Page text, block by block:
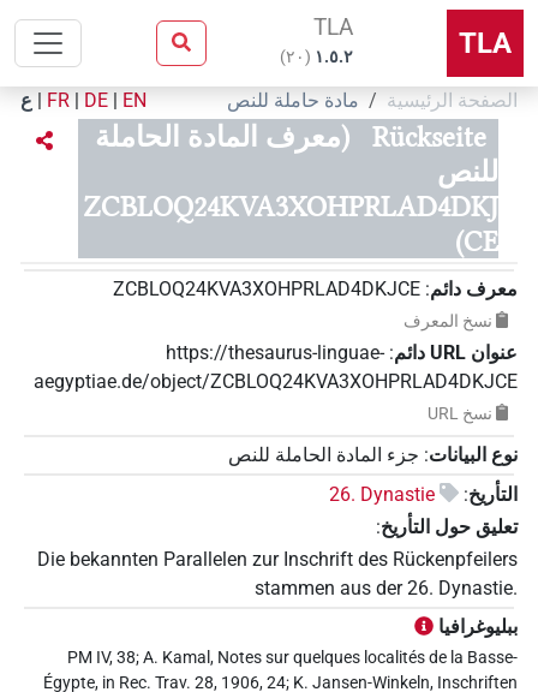
TLA
TLA
۱.٥.٢ (٢٠)
الصفحة الرئيسية مادة حاملة للنص EN
|
DE
|
FR
| ع
Rückseite
(معرف المادة الحاملة
للنص
ZCBLOQ24KVA3XOHPRLAD4DKJ
CE)
معرف دائم:
ZCBLOQ24KVA3XOHPRLAD4DKJCE
نسخ المعرف
عنوان‏ ‏URL‏ دائم :
https://thesaurus-linguae-
aegyptiae.de/object/ZCBLOQ24KVA3XOHPRLAD4DKJCE
نسخ‏ ‏URL
نوع البيانات: جزء المادة الحاملة للنص
التأريخ:
26. Dynastie
تعليق حول التأريخ:
Die bekannten Parallelen zur Inschrift des Rückenpfeilers
stammen aus der 26. Dynastie.
ببليوغرافيا
PM IV, 38; A. Kamal, Notes sur quelques localités de la Basse-
Égypte, in Rec. Trav. 28, 1906, 24; K. Jansen-Winkeln, Inschriften